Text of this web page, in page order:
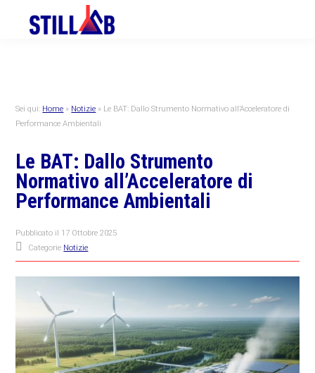
primary
primary
Sei qui: Home » Notizie » Le BAT: Dallo Strumento Normativo all’Acceleratore di
Performance Ambientali
Le BAT: Dallo Strumento
Normativo all’Acceleratore di
Performance Ambientali
Pubblicato il 17 Ottobre 2025
Categorie Notizie